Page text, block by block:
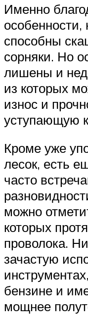
Именно
особенности,
способны
сорняки. Но
лишены и
из которых
износ и
уступающую
Кроме уже
лесок, есть
часто
можно
которых
проволока.
зачастую
бензине и
мощнее